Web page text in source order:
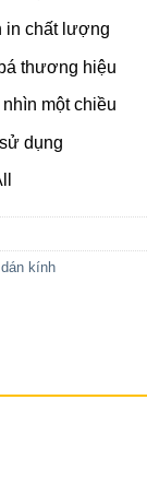
in chất lượng
thương hiệu
một chiều
dụng
kính